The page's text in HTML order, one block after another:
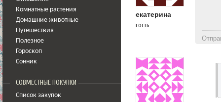
Комнатные растения
Домашние животные
Путешествия
Полезное
Гороскоп
Сонник
СОВМЕСТНЫЕ ПОКУПКИ
Список закупок
екатерина
гость